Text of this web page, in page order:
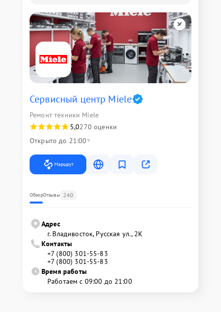
Сервисный центр Miele
Ремонт техники Miele
5,0270 оценки
Открыто до 21:00
Маршрут
ОбзорОтзывы 240
Адрес
г. Владивосток, Русская ул., 2К
Контакты
+7 (800) 301-55-83
+7 (800) 301-55-83
Время работы
Работаем с 09:00 до 21:00